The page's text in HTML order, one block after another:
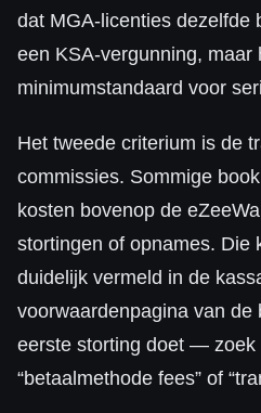
dat MGA-licenties dezelfde
een KSA-vergunning, maar
minimumstandaard voor
Het tweede criterium is de
commissies. Sommige
kosten bovenop de
stortingen of opnames. Die
duidelijk vermeld in de
voorwaardenpagina van de
eerste storting doet — zoek
“betaalmethode fees” of